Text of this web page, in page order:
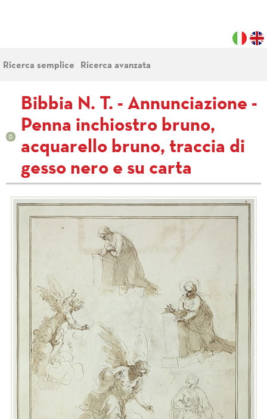
Ricerca semplice Ricerca avanzata
Bibbia N. T. - Annunciazione -
Penna inchiostro bruno,
acquarello bruno, traccia di
gesso nero e su carta